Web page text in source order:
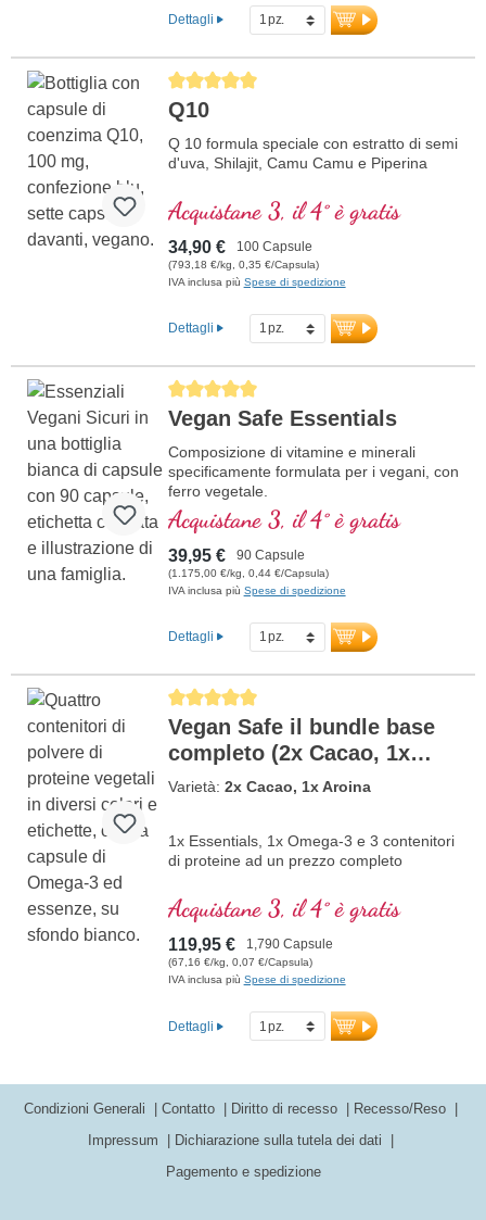
concentrazione di antiossidanti.
ulteriori informazioni su OPC Plus
Dettagli
Average rating of 5 out of 5 stars
Q10
Q 10 formula speciale con estratto di semi
d'uva, Shilajit, Camu Camu e Piperina
Acquistane 3, il 4° è gratis
34,90 € 100 Capsule
(793,18 €/kg, 0,35 €/Capsula)
IVA inclusa più Spese di spedizione
Dettagli
Average rating of 5 out of 5 stars
Vegan Safe Essentials
Composizione di vitamine e minerali
specificamente formulata per i vegani, con
ferro vegetale.
Acquistane 3, il 4° è gratis
39,95 € 90 Capsule
(1.175,00 €/kg, 0,44 €/Capsula)
IVA inclusa più Spese di spedizione
Dettagli
Average rating of 5 out of 5 stars
Vegan Safe il bundle base
completo (2x Cacao, 1x
Aronia)
Varietà: 2x Cacao, 1x Aroina
1x Essentials, 1x Omega-3 e 3 contenitori
di proteine ad un prezzo completo
Acquistane 3, il 4° è gratis
119,95 € 1,790 Capsule
(67,16 €/kg, 0,07 €/Capsula)
IVA inclusa più Spese di spedizione
Dettagli
Condizioni Generali Contatto Diritto di recesso
Recesso/Reso
Impressum
Dichiarazione sulla tutela dei dati
Pagemento e spedizione